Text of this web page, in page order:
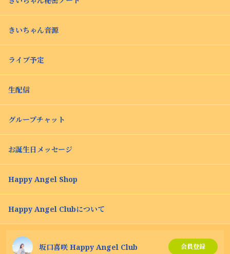
きいちゃん音源
ライブ予定
生配信
グループチャット
お誕生日メッセージ
Happy Angel Shop
Happy Angel Clubについて
坂口喜咲 Happy Angel Club 会員登録